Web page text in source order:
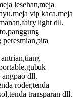
lesehan,meja
vip kaca,meja
light dll.
peresmian,pita
angpao dll.
roder,tenda
transparan dll.